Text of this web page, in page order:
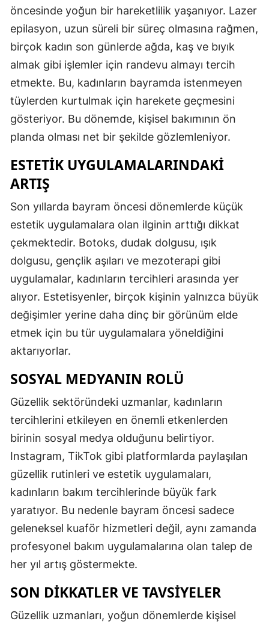
öncesinde yoğun bir hareketlilik yaşanıyor. Lazer
epilasyon, uzun süreli bir süreç olmasına rağmen,
birçok kadın son günlerde ağda, kaş ve bıyık
almak gibi işlemler için randevu almayı tercih
etmekte. Bu, kadınların bayramda istenmeyen
tüylerden kurtulmak için harekete geçmesini
gösteriyor. Bu dönemde, kişisel bakımının ön
planda olması net bir şekilde gözlemleniyor.
ESTETIK UYGULAMALARINDAKI
ARTIŞ
Son yıllarda bayram öncesi dönemlerde küçük
estetik uygulamalara olan ilginin arttığı dikkat
çekmektedir. Botoks, dudak dolgusu, ışık
dolgusu, gençlik aşıları ve mezoterapi gibi
uygulamalar, kadınların tercihleri arasında yer
alıyor. Estetisyenler, birçok kişinin yalnızca büyük
değişimler yerine daha dinç bir görünüm elde
etmek için bu tür uygulamalara yöneldiğini
aktarıyorlar.
SOSYAL MEDYANIN ROLÜ
Güzellik sektöründeki uzmanlar, kadınların
tercihlerini etkileyen en önemli etkenlerden
birinin sosyal medya olduğunu belirtiyor.
Instagram, TikTok gibi platformlarda paylaşılan
güzellik rutinleri ve estetik uygulamaları,
kadınların bakım tercihlerinde büyük fark
yaratıyor. Bu nedenle bayram öncesi sadece
geleneksel kuaför hizmetleri değil, aynı zamanda
profesyonel bakım uygulamalarına olan talep de
her yıl artış göstermekte.
SON DIKKATLER VE TAVSIYELER
Güzellik uzmanları, yoğun dönemlerde kişisel